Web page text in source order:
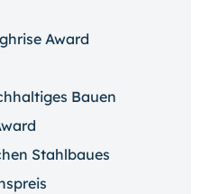
Award
Bauen
Stahlbaues